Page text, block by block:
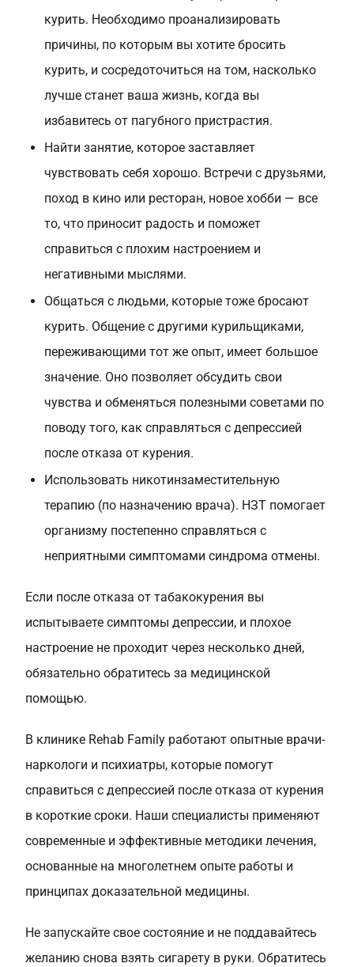
курить. Необходимо проанализировать
причины, по которым вы хотите бросить
курить, и сосредоточиться на том, насколько
лучше станет ваша жизнь, когда вы
избавитесь от пагубного пристрастия.
Найти занятие, которое заставляет
чувствовать себя хорошо. Встречи с друзьями,
поход в кино или ресторан, новое хобби — все
то, что приносит радость и поможет
справиться с плохим настроением и
негативными мыслями.
Общаться с людьми, которые тоже бросают
курить. Общение с другими курильщиками,
переживающими тот же опыт, имеет большое
значение. Оно позволяет обсудить свои
чувства и обменяться полезными советами по
поводу того, как справляться с депрессией
после отказа от курения.
Использовать никотинзаместительную
терапию (по назначению врача). НЗТ помогает
организму постепенно справляться с
неприятными симптомами синдрома отмены.
Если после отказа от табакокурения вы
испытываете симптомы депрессии, и плохое
настроение не проходит через несколько дней,
обязательно обратитесь за медицинской
помощью.
В клинике Rehab Family работают опытные врачи-
наркологи и психиатры, которые помогут
справиться с депрессией после отказа от курения
в короткие сроки. Наши специалисты применяют
современные и эффективные методики лечения,
основанные на многолетнем опыте работы и
принципах доказательной медицины.
Не запускайте свое состояние и не поддавайтесь
желанию снова взять сигарету в руки. Обратитесь